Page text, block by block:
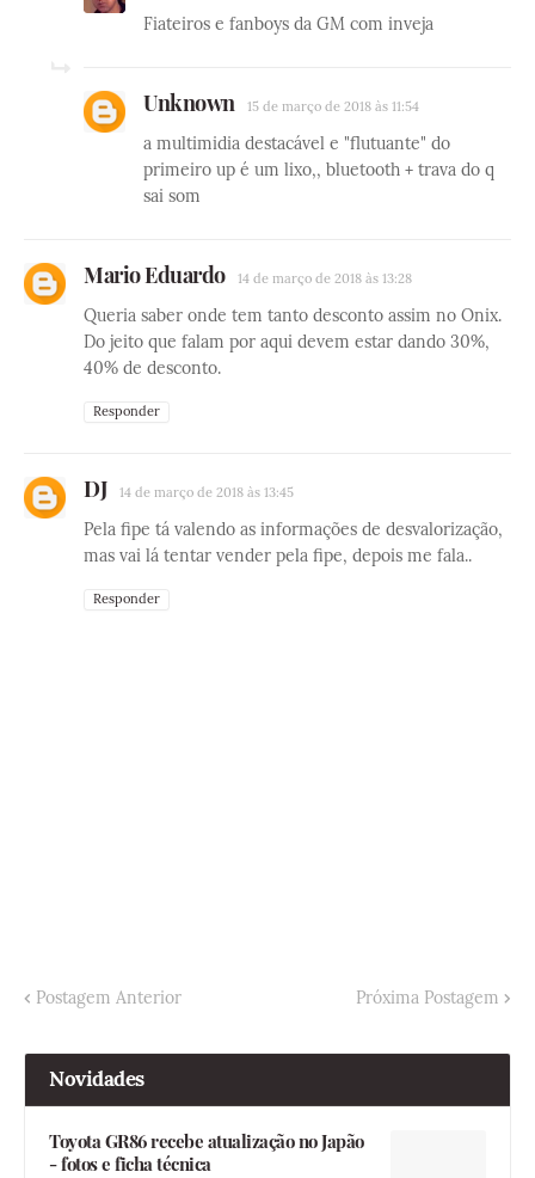
Fiateiros e fanboys da GM com inveja
Unknown 15 de março de 2018 às 11:54
a multimidia destacável e "flutuante" do
primeiro up é um lixo,, bluetooth + trava do q
sai som
Mario Eduardo 14 de março de 2018 às 13:28
Queria saber onde tem tanto desconto assim no Onix.
Do jeito que falam por aqui devem estar dando 30%,
40% de desconto.
Responder
DJ 14 de março de 2018 às 13:45
Pela fipe tá valendo as informações de desvalorização,
mas vai lá tentar vender pela fipe, depois me fala..
Responder
Postagem Anterior Próxima Postagem
Novidades
Toyota GR86 recebe atualização no Japão
- fotos e ficha técnica